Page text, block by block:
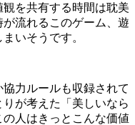
を共有する時間は耽美
流れるこのゲーム、遊
いそうです。
力ルールも収録されて
が考えた「美しいなら
人はきっとこんな価値